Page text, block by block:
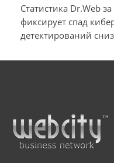
Статистика Dr.Web
фиксирует спад
детектирований
конца прошлого